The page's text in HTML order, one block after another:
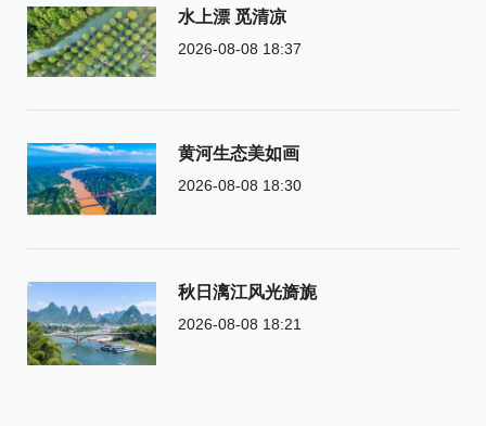
水上漂 觅清凉
2026-08-08 18:37
黄河生态美如画
2026-08-08 18:30
秋日漓江风光旖旎
2026-08-08 18:21